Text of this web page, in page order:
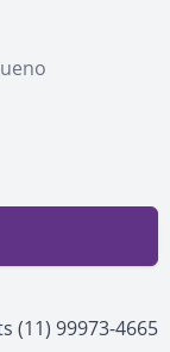
(11) 99973-4665